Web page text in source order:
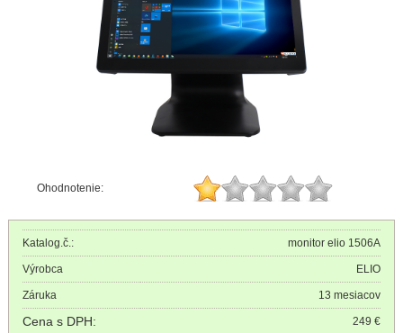
Ohodnotenie:
Katalog.č.: monitor elio 1506A
Výrobca ELIO
Záruka 13 mesiacov
Cena s DPH: 249 €